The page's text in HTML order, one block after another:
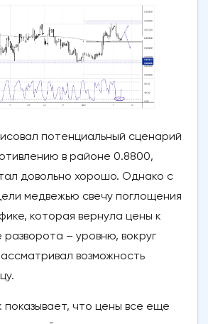
потенциальный сценарий
в районе 0.8800,
довольно хорошо. Однако с
медвежью свечу поглощения
которая вернула цены к
– уровню, вокруг
возможность
показывает, что цены все еще